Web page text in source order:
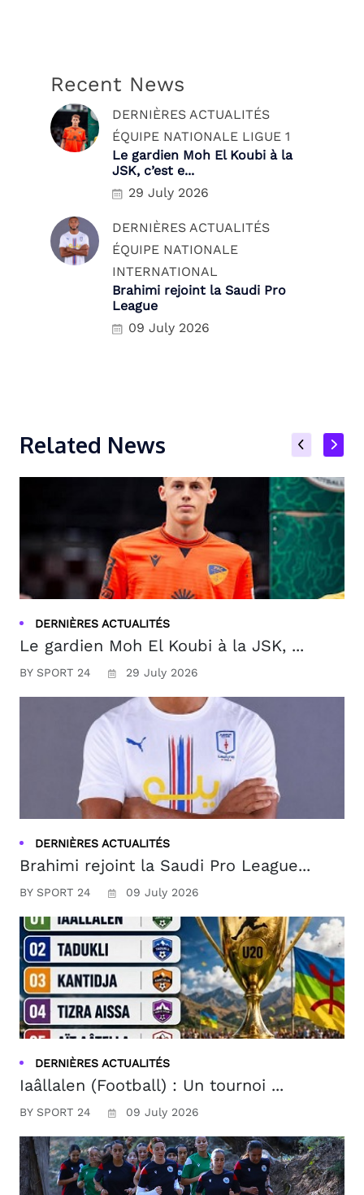
Recent News
DERNIÈRES ACTUALITÉS
ÉQUIPE NATIONALE LIGUE 1
Le gardien Moh El Koubi à la
JSK, c’est e...
29 July 2026
DERNIÈRES ACTUALITÉS
ÉQUIPE NATIONALE
INTERNATIONAL
Brahimi rejoint la Saudi Pro
League
09 July 2026
Related News
DERNIÈRES ACTUALITÉS
Le gardien Moh El Koubi à la JSK, ...
BY SPORT 24 29 July 2026
DERNIÈRES ACTUALITÉS
Brahimi rejoint la Saudi Pro League...
BY SPORT 24 09 July 2026
DERNIÈRES ACTUALITÉS
Iaâllalen (Football) : Un tournoi ...
BY SPORT 24 09 July 2026